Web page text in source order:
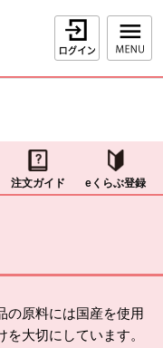
ログイン
注文ガイド eくらぶ登録
の原料には国産を使用
大切にしています。